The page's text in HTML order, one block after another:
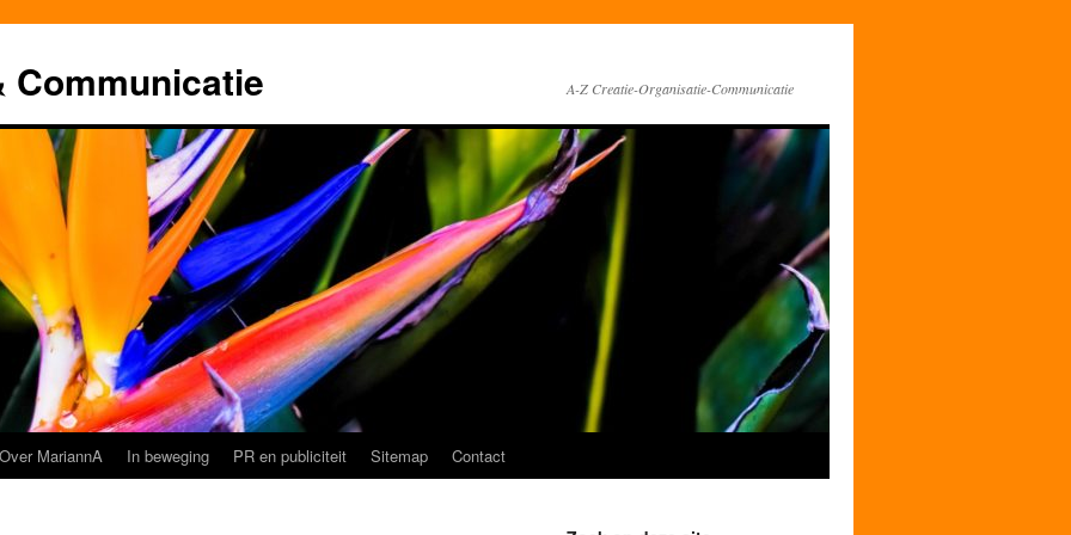
Communicatie A-Z Creatie-Organisatie-Communicatie
Over MariannA In beweging PR en publiciteit Sitemap Contact